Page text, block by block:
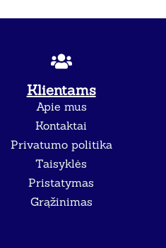
Klientams
Apie mus
Kontaktai
Privatumo politika
Taisyklės
Pristatymas
Grąžinimas